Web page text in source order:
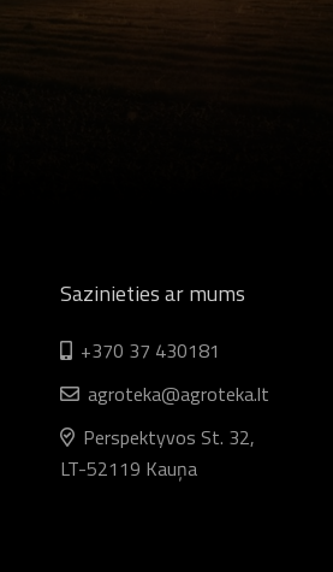
Sazinieties ar mums
+370 37 430181
agroteka@agroteka.lt
Perspektyvos St. 32,
LT-52119 Kauņa